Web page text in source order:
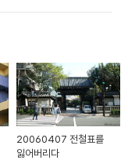
20060407 전철표를
잃어버리다